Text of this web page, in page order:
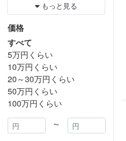
もっと見る
価格
すべて
5万円くらい
10万円くらい
20～30万円くらい
50万円くらい
100万円くらい
～